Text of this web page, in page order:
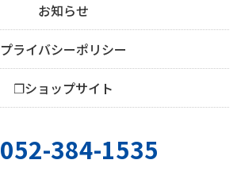
お知らせ
プライバシーポリシー
❐ショップサイト
052-384-1535